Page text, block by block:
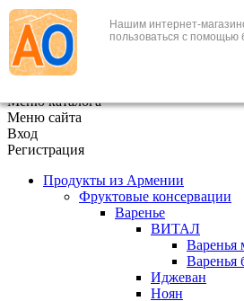
Нашим интернет-
пользоваться с помощью
+7 (495) 646-888-1
В корзине 0
Меню каталога
Меню сайта
Вход
Регистрация
Продукты из Армении
Фруктовые консервации
Варенье
ВИТАЛ
Варенья
Варенья
Иджеван
Ноян